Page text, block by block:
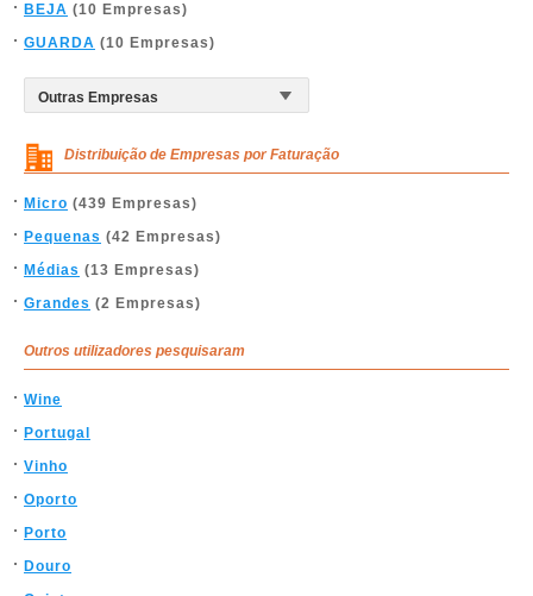
BEJA (10 Empresas)
GUARDA (10 Empresas)
Distribuição de Empresas por Faturação
Micro (439 Empresas)
Pequenas (42 Empresas)
Médias (13 Empresas)
Grandes (2 Empresas)
Outros utilizadores pesquisaram
Wine
Portugal
Vinho
Oporto
Porto
Douro